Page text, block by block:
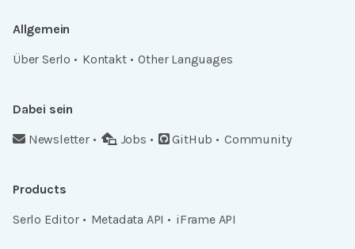
Allgemein
Über Serlo
Kontakt Other Languages
Dabei sein
Newsletter
Jobs GitHub Community
Products
Serlo Editor
Metadata API iFrame API